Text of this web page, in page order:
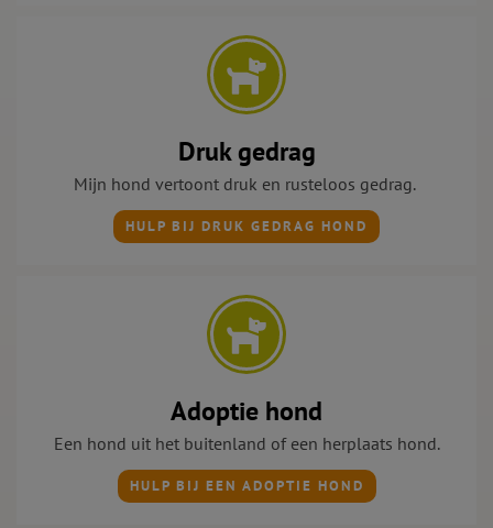
Druk gedrag
Mijn hond vertoont druk en rusteloos gedrag.
HULP BIJ DRUK GEDRAG HOND
Adoptie hond
Een hond uit het buitenland of een herplaats hond.
HULP BIJ EEN ADOPTIE HOND